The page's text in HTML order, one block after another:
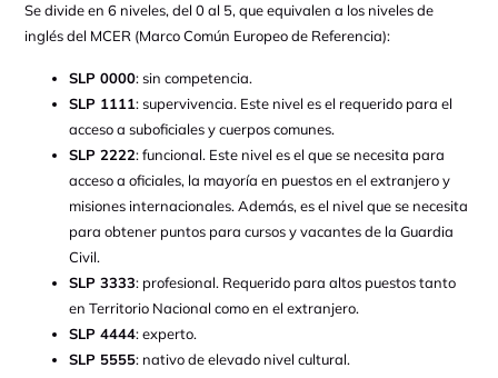
Se divide en 6 niveles, del 0 al 5, que equivalen a los niveles de
inglés del MCER (Marco Común Europeo de Referencia):
SLP 0000: sin competencia.
SLP 1111: supervivencia. Este nivel es el requerido para el
acceso a suboficiales y cuerpos comunes.
SLP 2222: funcional. Este nivel es el que se necesita para
acceso a oficiales, la mayoría en puestos en el extranjero y
misiones internacionales. Además, es el nivel que se necesita
para obtener puntos para cursos y vacantes de la Guardia
Civil.
SLP 3333: profesional. Requerido para altos puestos tanto
en Territorio Nacional como en el extranjero.
SLP 4444: experto.
SLP 5555: nativo de elevado nivel cultural.